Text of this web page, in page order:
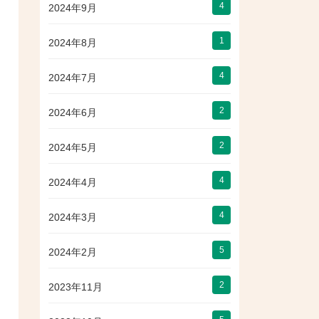
2024年9月 4
2024年8月 1
2024年7月 4
2024年6月 2
2024年5月 2
2024年4月 4
2024年3月 4
2024年2月 5
2023年11月 2